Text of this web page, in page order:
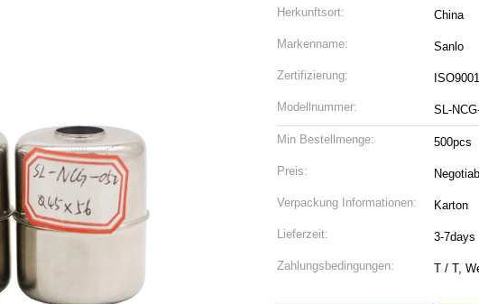
Herkunftsort: China
Markenname: Sanlo
Zertifizierung: ISO9001
Modellnummer: SL-
Min Bestellmenge: 500pcs
Preis:
Verpackung Informationen: Karton
Lieferzeit: 3-7days
Zahlungsbedingungen: T / T,